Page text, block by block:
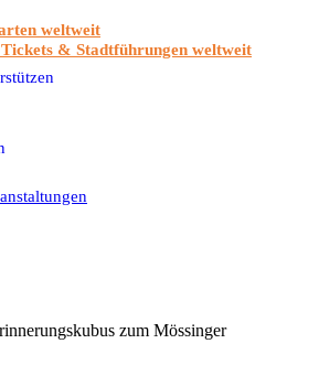
weltweit
& Stadtführungen weltweit